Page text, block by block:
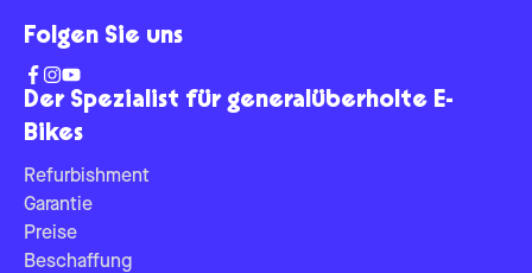
Der Spezialist für generalüberholte E-
Bikes
Refurbishment
Garantie
Preise
Beschaffung
Folgen Sie uns